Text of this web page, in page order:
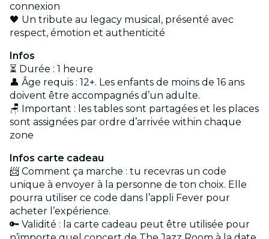
connexion
🖤 Un tribute au legacy musical, présenté avec
respect, émotion et authenticité
Infos
⏳ Durée : 1 heure
👤 Âge requis : 12+. Les enfants de moins de 16 ans
doivent être accompagnés d’un adulte.
🪑 Important : les tables sont partagées et les places
sont assignées par ordre d’arrivée within chaque
zone
Infos carte cadeau
📨 Comment ça marche : tu recevras un code
unique à envoyer à la personne de ton choix. Elle
pourra utiliser ce code dans l’appli Fever pour
acheter l’expérience.
🔑 Validité : la carte cadeau peut être utilisée pour